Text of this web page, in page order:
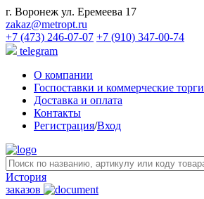
г. Воронеж ул. Еремеева 17
zakaz@metropt.ru
+7 (473) 246-07-07 +7 (910) 347-00-74
telegram
О компании
Госпоставки и коммерческие торги
Доставка и оплата
Контакты
Регистрация/Вход
История
заказов